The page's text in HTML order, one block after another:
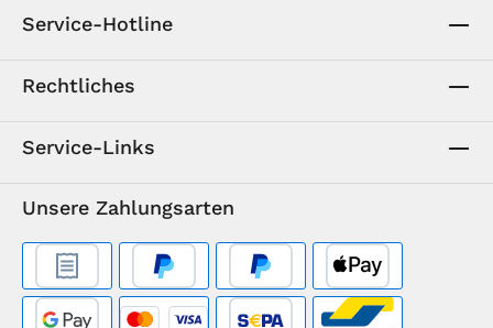
Service-Hotline
Rechtliches
Service-Links
Unsere Zahlungsarten